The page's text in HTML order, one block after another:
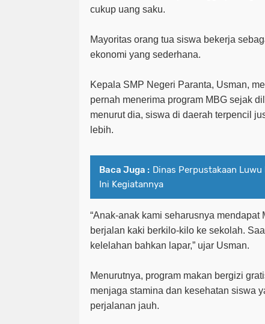
cukup uang saku.
Mayoritas orang tua siswa bekerja
ekonomi yang sederhana.
Kepala SMP Negeri Paranta, Usman,
pernah menerima program MBG sejak
menurut dia, siswa di daerah terpencil
lebih.
Baca Juga : Dinas Perpustakaan
Ini Kegiatannya
“Anak-anak kami seharusnya mendapat
berjalan kaki berkilo-kilo ke sekolah.
kelelahan bahkan lapar,” ujar Usman.
Menurutnya, program makan bergizi
menjaga stamina dan kesehatan siswa
perjalanan jauh.